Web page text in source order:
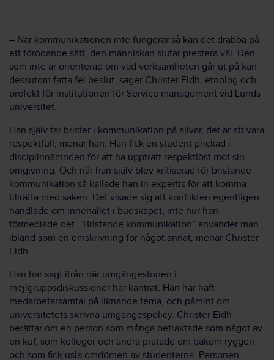
– När kommunikationen inte fungerar så kan det drabba på
ett förödande sätt, den människan slutar prestera väl. Den
som inte är orienterad om vad verksamheten går ut på kan
dessutom fatta fel beslut, säger Christer Eldh, etnolog och
prefekt för institutionen för Service management vid Lunds
universitet.
Han själv tar brister i kommunikation på allvar, det är att vara
respektfull, menar han. Han fick en student prickad i
disciplinnämnden för att ha uppträtt respektlöst mot sin
omgivning. Och när han själv blev kritiserad för bristande
kommunikation så kallade han in expertis för att komma
tillrätta med saken. Det visade sig att konflikten egentligen
handlade om innehållet i budskapet, inte hur han
förmedlade det. ”Bristande kommunikation” använder man
ibland som en omskrivning för något annat, menar Christer
Eldh.
Han har sagt ifrån när umgängestonen i
mejlgruppsdiskussioner har kantrat. Han har haft
medarbetarsamtal på liknande tema, och påmint om
universitetets skrivna umgängespolicy. Christer Eldh
berättar om en person som många betraktade som något av
en kuf, som kolleger och andra pratade om bakom ryggen
och som fick usla omdömen av studenterna. Personen